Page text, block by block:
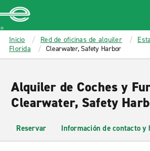
MAIN
CONTENT
Enterprise
Inicio Red de oficinas de alquiler
Florida
Clearwater, Safety Harbor
Alquiler de Coches y
Clearwater, Safety
Reservar Información de contacto y